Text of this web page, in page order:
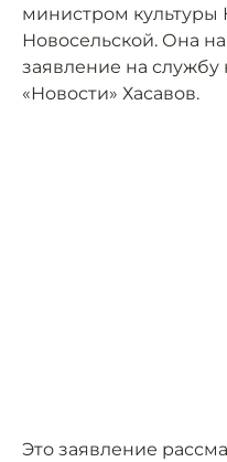
министром
Новосельской. Она
заявление на
«Новости» Хасавов.
Это заявление